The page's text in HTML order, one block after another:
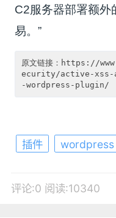
C2服务器部署额外
易。”
原文链接：https://
ecurity/active-xss-
插件 wordpress
评论:0 阅读:10340